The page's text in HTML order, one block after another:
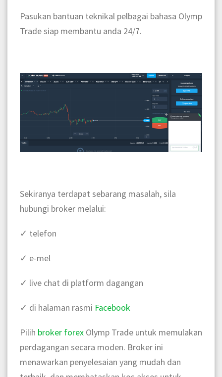
Pasukan bantuan teknikal pelbagai bahasa Olymp
Trade siap membantu anda 24/7.
Sekiranya terdapat sebarang masalah, sila
hubungi broker melalui:
✓ telefon
✓ e-mel
✓ live chat di platform dagangan
✓ di halaman rasmi Facebook
Pilih broker forex Olymp Trade untuk memulakan
perdagangan secara moden. Broker ini
menawarkan penyelesaian yang mudah dan